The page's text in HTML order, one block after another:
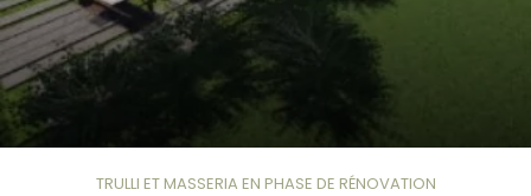
TRULLI ET MASSERIA EN PHASE DE RÉNOVATION